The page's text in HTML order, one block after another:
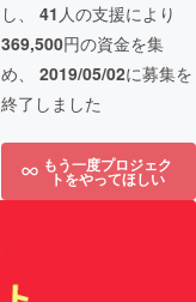
し、 41 人の支援により
369,500円の資金を集
め、 2019/05/02に募集を
終了しました
もう一度プロジェク
トをやってほしい